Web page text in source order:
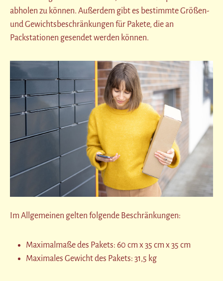
abholen zu können. Außerdem gibt es bestimmte Größen-
und Gewichtsbeschränkungen für Pakete, die an
Packstationen gesendet werden können.
Im Allgemeinen gelten folgende Beschränkungen:
Maximalmaße des Pakets: 60 cm x 35 cm x 35 cm
Maximales Gewicht des Pakets: 31,5 kg